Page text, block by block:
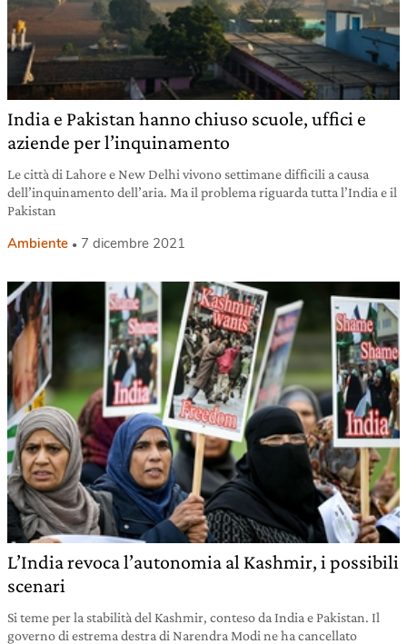
India e Pakistan hanno chiuso scuole, uffici e
aziende per l’inquinamento
Le città di Lahore e New Delhi vivono settimane difficili a causa
dell’inquinamento dell’aria. Ma il problema riguarda tutta l’India e il
Pakistan
Ambiente 7 dicembre 2021
L’India revoca l’autonomia al Kashmir, i possibili
scenari
Si teme per la stabilità del Kashmir, conteso da India e Pakistan. Il
governo di estrema destra di Narendra Modi ne ha cancellato